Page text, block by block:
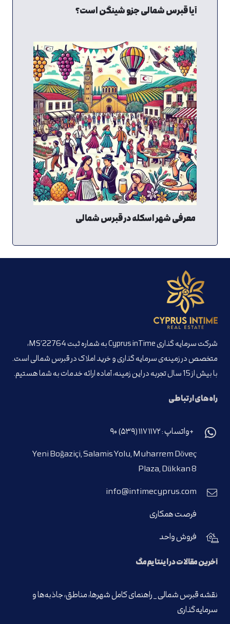
آیا قبرس شمالی جزو شینگن است؟
معرفی شهر اسکله در قبرس شمالی
شرکت سرمایه گذاری Cyprus inTime به شماره ثبت MS’22764،
متخصص در زمینه‌ی سرمایه گذاری و خرید املاک در قبرس شمالی است.
با بیش از 15 سال تجربه در این زمینه، آماده ارائه خدمات به شما هستیم.
راه‌های ارتباطی
+واتساپ : ۱۱۷۲ ۱۱۷ (۵۳۹) ۹۰
Yeni Boğaziçi, Salamis Yolu, Muharrem Döveç
Plaza, Dükkan 8
info@intimecyprus.com
فرصت همکاری
فروش واحد
آخرین مقالات در اینتایم‌مگ
نقشه قبرس شمالی _ راهنمای کامل شهرها، مناطق، جاذبه‌ها و
سرمایه‌گذاری